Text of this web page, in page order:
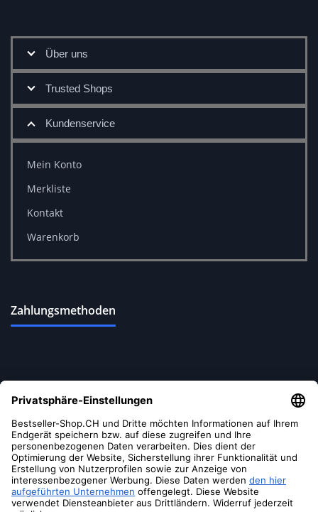
Über uns
Trusted Shops
Kundenservice
Mein Konto
Merkliste
Kontakt
Warenkorb
Zahlungsmethoden
Soziale Medien